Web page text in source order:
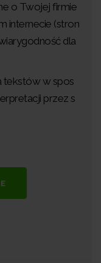
o Twojej firmie
internecie (stron
dla
tekstów w spos
przez s